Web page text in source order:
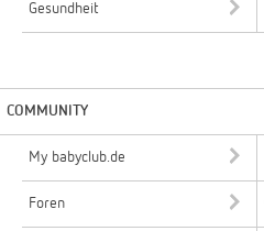
Gesundheit
COMMUNITY
My babyclub.de
Foren